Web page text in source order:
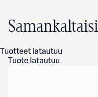
Tuotteet latautuu
Tuote latautuu